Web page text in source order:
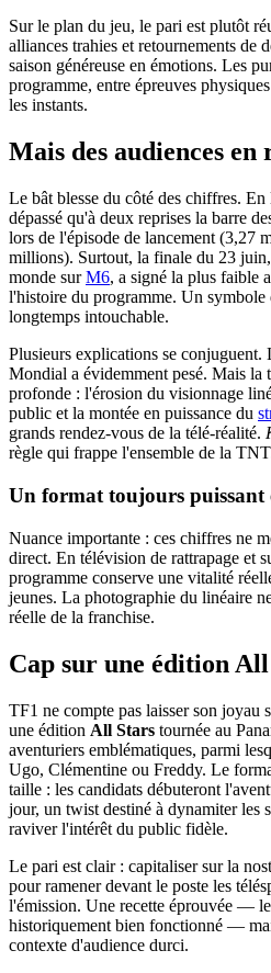
Sur le plan du jeu, le pari est plutôt
alliances trahies et retournements de
saison généreuse en émotions. Les
programme, entre épreuves
les instants.
Mais des audiences
Le bât blesse du côté des chiffres. En
dépassé qu'à deux reprises la barre
lors de l'épisode de lancement (3,27
millions). Surtout, la finale du 23
monde surM6, a signé la plus faible
l'histoire du programme. Un
longtemps intouchable.
Plusieurs explications se conjuguent.
Mondial a évidemment pesé. Mais la
profonde : l'érosion du visionnage
public et la montée en puissance du
grands rendez-vous de la télé-réalité.
règle qui frappe l'ensemble de la
Un format toujours puissant
Nuance importante : ces chiffres ne
direct. En télévision de rattrapage et
programme conserve une vitalité
jeunes. La photographie du linéaire
réelle de la franchise.
Cap sur une édition
TF1 ne compte pas laisser son joyau
une édition All Stars tournée au
aventuriers emblématiques, parmi
Ugo, Clémentine ou Freddy. Le
taille : les candidats débuteront
jour, un twist destiné à dynamiter les
raviver l'intérêt du public fidèle.
Le pari est clair : capitaliser sur la
pour ramener devant le poste les
l'émission. Une recette éprouvée —
historiquement bien fonctionné —
contexte d'audience durci.